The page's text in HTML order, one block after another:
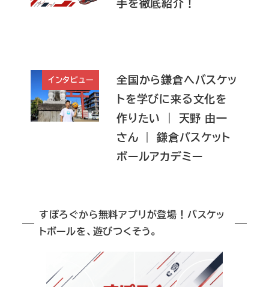
手を徹底紹介！
インタビュー
全国から鎌倉へバスケッ
トを学びに来る文化を
作りたい ｜ 天野 由一
さん ｜ 鎌倉バスケット
ボールアカデミー
すぽろぐから無料アプリが登場！バスケッ
トボールを、遊びつくそう。